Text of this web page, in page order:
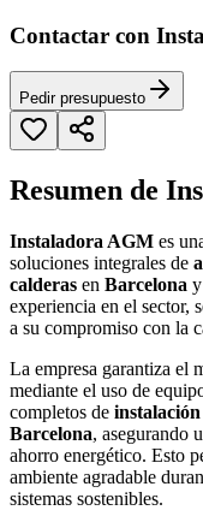
Contactar con
Pedir presupuesto
Resumen de
Instaladora AGM es
soluciones integrales de
calderas en Barcelona
experiencia en el sector,
a su compromiso con la
La empresa garantiza el
mediante el uso de
completos de
Barcelona, asegurando
ahorro energético. Esto
ambiente agradable
sistemas sostenibles.